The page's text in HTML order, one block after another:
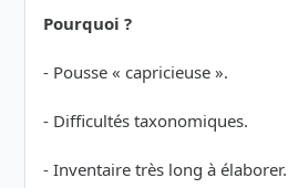
Pourquoi ?
- Pousse « capricieuse ».
- Difficultés taxonomiques.
- Inventaire très long à élaborer.